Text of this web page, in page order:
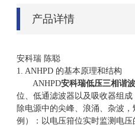
产品详情
安科瑞 陈聪
1. ANHPD 的基本原理和结构
ANHPD安科瑞低压三相谐
位、低通滤波器以及吸收器组
除电源中的尖峰、浪涌、杂波
例）：以电压箝位实时监测电